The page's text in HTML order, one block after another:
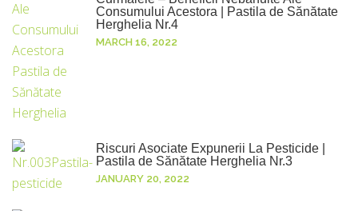
Consumului Acestora | Pastila de Sănătate
Herghelia Nr.4
MARCH 16, 2022
Riscuri Asociate Expunerii La Pesticide |
Pastila de Sănătate Herghelia Nr.3
JANUARY 20, 2022